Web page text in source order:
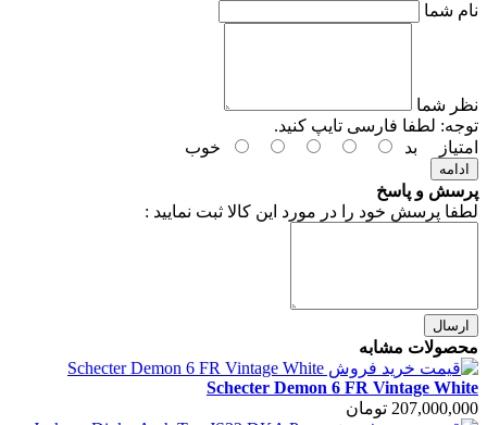
نام شما
نظر شما
توجه: لطفا فارسی تایپ کنید.
امتیاز
بد خوب
ادامه
پرسش و پاسخ
لطفا پرسش خود را در مورد این کالا ثبت نمایید :
ارسال
محصولات مشابه
Schecter Demon 6 FR Vintage White
207,000,000 تومان